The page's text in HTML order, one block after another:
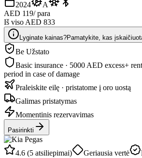
2024
A
AED 119/ para
Iš viso AED 833
Lyginate kainas?Pamatykite, kas
Be Užstato
Basic insurance · 5000 AED excess+
period in case of damage
Praleiskite eilę · pristatome į oro uostą
Galimas pristatymas
Momentinis rezervavimas
Pasirinkti
4.6 (5 atsiliepimai) Geriausia vertė